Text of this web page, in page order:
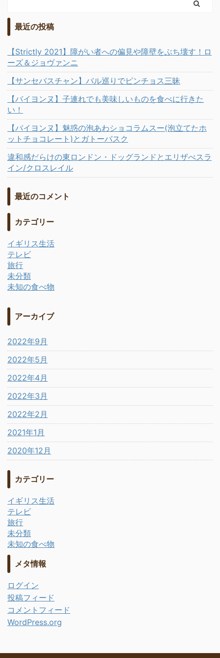
最近の投稿
【Strictly 2021】障がい者への偏見や障壁をぶち壊す！ロ
ーズ＆ジョヴァンニ
【サンセバスチャン】バル巡りでピンチョス三昧
【バイヨンヌ】子連れでも美味しいものを食べに行きた
い！
【バイヨンヌ】魅惑の泡あわショコラムスー(泡立てたホ
ットチョコレート)とガトーバスク
違和感だらけの東ロンドン・ドッグランドとエリザべスラ
イン/クロスレイル
最近のコメント
カテゴリー
イギリス生活
テレビ
旅行
未分類
未知の食べ物
アーカイブ
2022年9月
2022年5月
2022年4月
2022年3月
2022年2月
2021年1月
2020年12月
カテゴリー
イギリス生活
テレビ
旅行
未分類
未知の食べ物
メタ情報
ログイン
投稿フィード
コメントフィード
WordPress.org